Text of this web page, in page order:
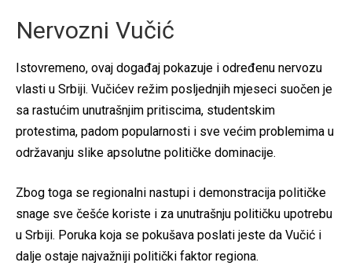
Nervozni Vučić
Istovremeno, ovaj događaj pokazuje i određenu nervozu
vlasti u Srbiji. Vučićev režim posljednjih mjeseci suočen je
sa rastućim unutrašnjim pritiscima, studentskim
protestima, padom popularnosti i sve većim problemima u
održavanju slike apsolutne političke dominacije.
Zbog toga se regionalni nastupi i demonstracija političke
snage sve češće koriste i za unutrašnju političku upotrebu
u Srbiji. Poruka koja se pokušava poslati jeste da Vučić i
dalje ostaje najvažniji politički faktor regiona.